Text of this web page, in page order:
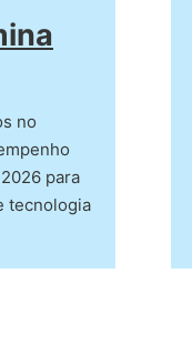
no
para
tecnologia